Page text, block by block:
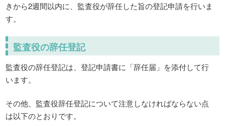
きから2週間以内に、監査役が辞任した旨の登記申請を行いま
す。
監査役の辞任登記
監査役の辞任登記は、登記申請書に「辞任届」を添付して行
います。
その他、監査役辞任登記について注意しなければならない点
は以下のとおりです。